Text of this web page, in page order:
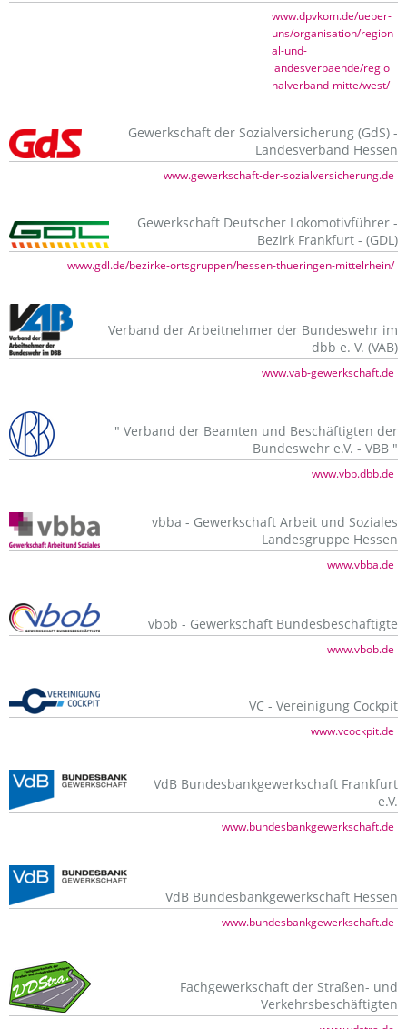
www.dpvkom.de/ueber-
uns/organisation/region
al-und-
landesverbaende/regio
nalverband-mitte/west/
Gewerkschaft der Sozialversicherung (GdS) -
Landesverband Hessen
www.gewerkschaft-der-sozialversicherung.de
Gewerkschaft Deutscher Lokomotivführer -
Bezirk Frankfurt - (GDL)
www.gdl.de/bezirke-ortsgruppen/hessen-thueringen-mittelrhein/
Verband der Arbeitnehmer der Bundeswehr im
dbb e. V. (VAB)
www.vab-gewerkschaft.de
" Verband der Beamten und Beschäftigten der
Bundeswehr e.V. - VBB "
www.vbb.dbb.de
vbba - Gewerkschaft Arbeit und Soziales
Landesgruppe Hessen
www.vbba.de
vbob - Gewerkschaft Bundesbeschäftigte
www.vbob.de
VC - Vereinigung Cockpit
www.vcockpit.de
VdB Bundesbankgewerkschaft Frankfurt
e.V.
www.bundesbankgewerkschaft.de
VdB Bundesbankgewerkschaft Hessen
www.bundesbankgewerkschaft.de
Fachgewerkschaft der Straßen- und
Verkehrsbeschäftigten